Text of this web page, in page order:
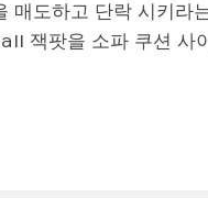
매도하고 단락 시키
잭팟을 소파 쿠션 사